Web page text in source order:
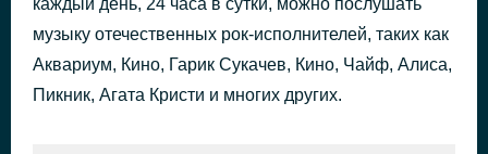
{"status":0,"error":{"info":"\u042d\u0442\u043e \u0440\u0435\u043a\u043b\u0430\u043c\u0430 \u0438\u043b\u0438 \u0434\u0436\u0438\u043d\u0433\u043b","code":201,"debug":"","extra":[]},"errorCode":201,"result":"\u042d\u0442\u043e \u0440\u0435\u043a\u043b\u0430\u043c\u0430 \u0438\u043b\u0438 \u0434\u0436\u0438\u043d\u0433\u043b"} 0 2 дня назад
каждый день, 24 часа в сутки, можно послушать
музыку отечественных рок-исполнителей, таких как
Аквариум, Кино, Гарик Сукачев, Кино, Чайф, Алиса,
Пикник, Агата Кристи и многих других.